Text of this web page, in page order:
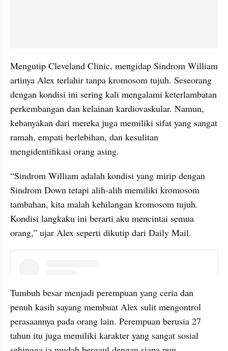
Mengutip Cleveland Clinic, mengidap Sindrom William
artinya Alex terlahir tanpa kromosom tujuh. Seseorang
dengan kondisi ini sering kali mengalami keterlambatan
perkembangan dan kelainan kardiovaskular. Namun,
kebanyakan dari mereka juga memiliki sifat yang sangat
ramah, empati berlebihan, dan kesulitan
mengidentifikasi orang asing.
“Sindrom William adalah kondisi yang mirip dengan
Sindrom Down tetapi alih-alih memiliki kromosom
tambahan, kita malah kehilangan kromosom tujuh.
Kondisi langkaku ini berarti aku mencintai semua
orang,” ujar Alex seperti dikutip dari Daily Mail.
Tumbuh besar menjadi perempuan yang ceria dan
penuh kasih sayang membuat Alex sulit mengontrol
perasaannya pada orang lain. Perempuan berusia 27
tahun itu juga memiliki karakter yang sangat sosial